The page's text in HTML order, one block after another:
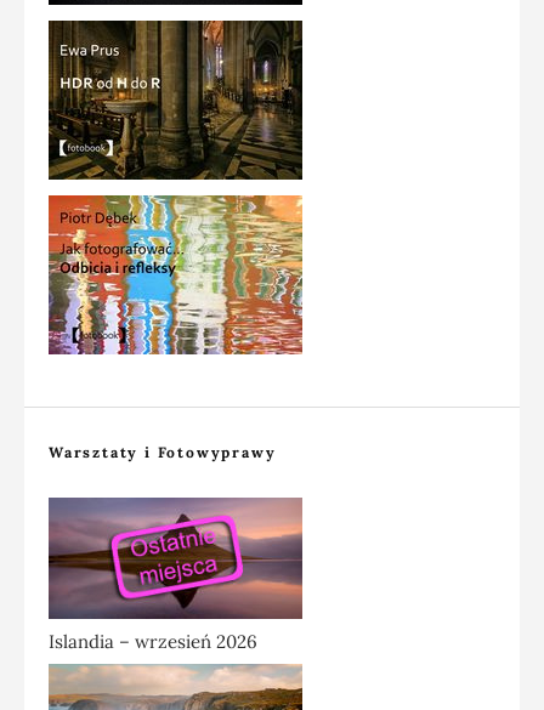
Warsztaty i Fotowyprawy
Islandia – wrzesień 2026